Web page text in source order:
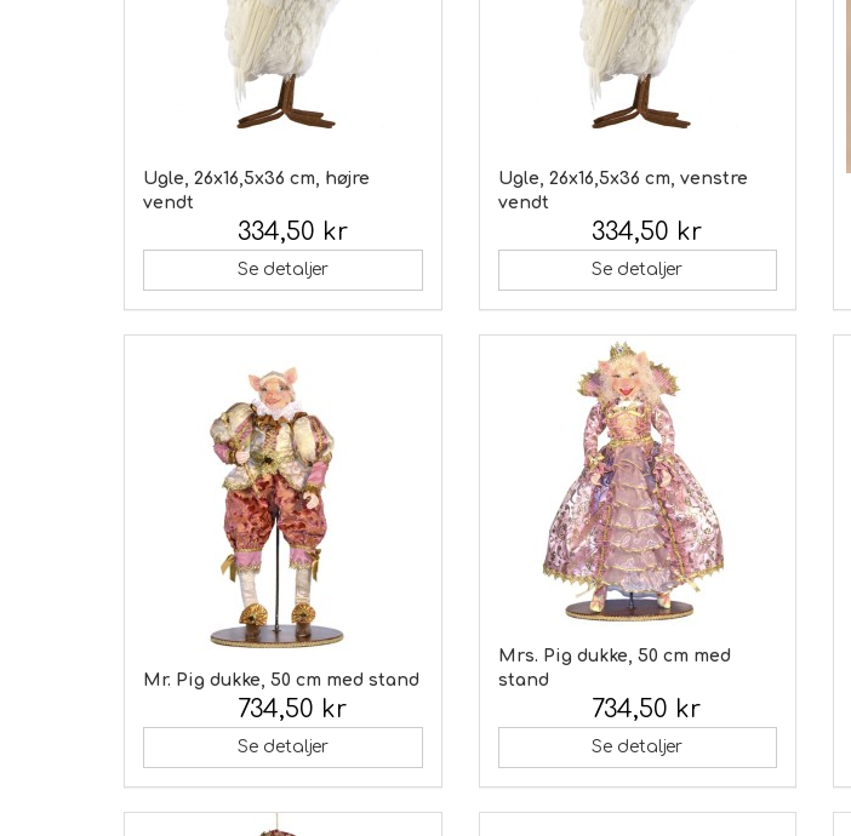
Ugle, 26x16,5x36 cm, højre
vendt
334,50 kr
Se detaljer
Ugle, 26x16,5x36 cm, venstre
vendt
334,50 kr
Se detaljer
Mr. Pig dukke, 50 cm med stand
734,50 kr
Se detaljer
Mrs. Pig dukke, 50 cm med
stand
734,50 kr
Se detaljer